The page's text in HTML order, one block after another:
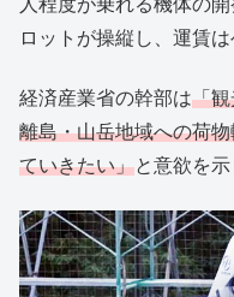
ロットが操縦し、運賃
経済産業省の幹部は「
離島・山岳地域への荷
ていきたい」と意欲を示